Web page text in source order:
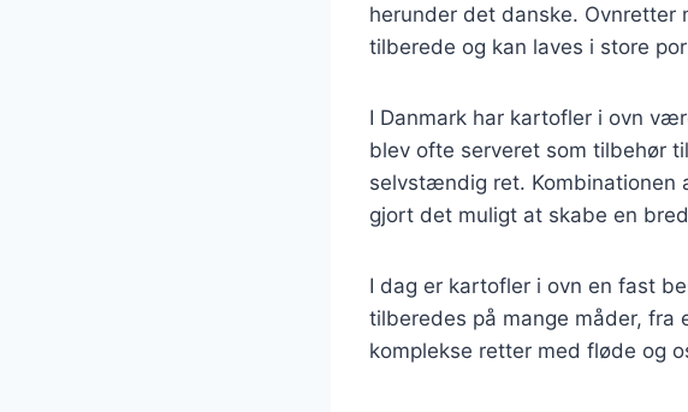
herunder det danske.
tilberede og kan laves i store
I Danmark har kartofler i ovn
blev ofte serveret som tilbehør
selvstændig ret. Kombinationen
gjort det muligt at skabe en
I dag er kartofler i ovn en fast
tilberedes på mange måder, fra
komplekse retter med fløde og